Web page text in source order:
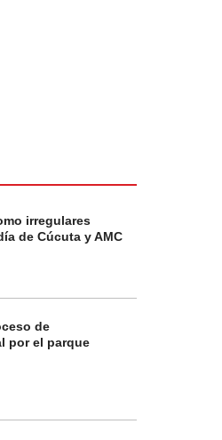
irregulares
de Cúcuta y AMC
de
por el parque